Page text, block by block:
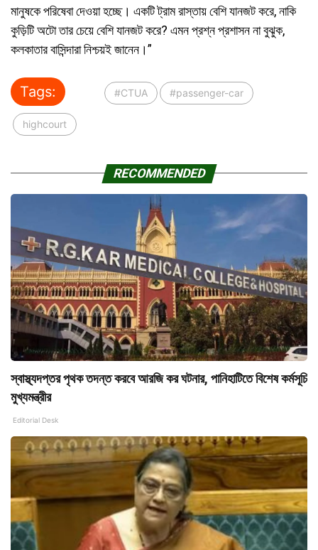
মানুষকে পরিষেবা দেওয়া হচ্ছে। একটি ট্রাম রাস্তায় বেশি যানজট করে, নাকি
কুড়িটি অটো তার চেয়ে বেশি যানজট করে? এমন প্রশ্ন প্রশাসন না বুঝুক,
কলকাতার বাসিন্দারা নিশ্চয়ই জানেন।”
Tags: #CTUA #passenger-car
highcourt
RECOMMENDED
স্বাস্থ্যদপ্তর পৃথক তদন্ত করবে আরজি কর ঘটনার, পানিহাটিতে বিশেষ কর্মসূচি
মুখ্যমন্ত্রীর
Editorial Desk